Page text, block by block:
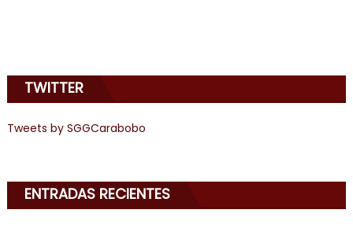
about
joys
of
i
am
TWITTER
Tweets by SGGCarabobo
ENTRADAS RECIENTES